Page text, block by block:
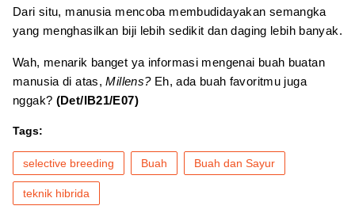
Dari situ, manusia mencoba membudidayakan semangka
yang menghasilkan biji lebih sedikit dan daging lebih banyak.
Wah, menarik banget ya informasi mengenai buah buatan
manusia di atas,Millens? Eh, ada buah favoritmu juga
nggak? (Det/IB21/E07)
Tags:
selective breeding Buah Buah dan Sayur
teknik hibrida